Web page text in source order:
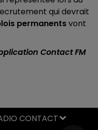
qui devrait
permanentsvont
Contact FM
CONTACT